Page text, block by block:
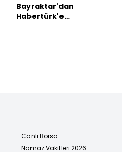
Bayraktar'dan
Habertürk'e
Canlı Borsa
Namaz Vakitleri 2026